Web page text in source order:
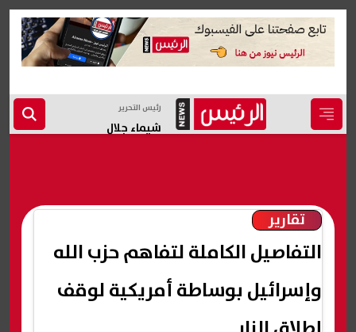
رئيس التحرير
شيماء جلال
تقارير
التفاصيل الكاملة لتفاهم حزب الله
وإسرائيل بوساطة أمريكية لوقف